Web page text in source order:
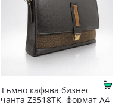
€).
Тъмно кафява бизнес
чанта Z3518TK, формат А4